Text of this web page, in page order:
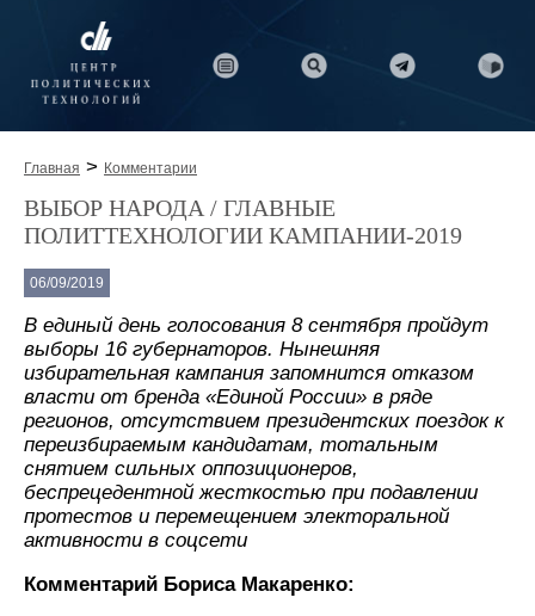
Главная > Комментарии
ВЫБОР НАРОДА / ГЛАВНЫЕ
ПОЛИТТЕХНОЛОГИИ КАМПАНИИ-2019
06/09/2019
В единый день голосования 8 сентября пройдут
выборы 16 губернаторов. Нынешняя
избирательная кампания запомнится отказом
власти от бренда «Единой России» в ряде
регионов, отсутствием президентских поездок к
переизбираемым кандидатам, тотальным
снятием сильных оппозиционеров,
беспрецедентной жесткостью при подавлении
протестов и перемещением электоральной
активности в соцсети
Комментарий Бориса Макаренко: